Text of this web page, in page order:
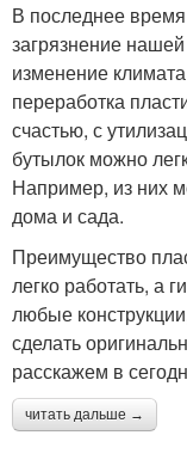
В последнее время
загрязнение
изменение
переработка
счастью, с
бутылок можно
Например, из них
дома и сада.
Преимущество
легко работать, а
любые
сделать
расскажем в
читать дальше →